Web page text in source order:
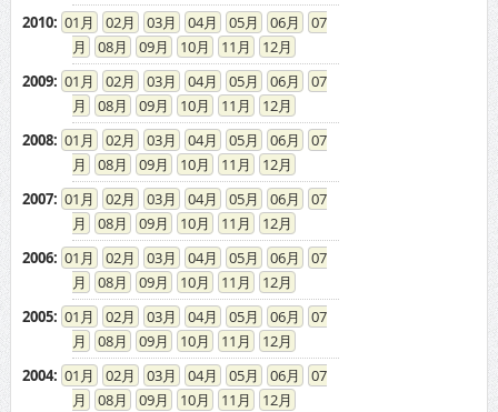
2010: 01 02 03 04 05 06
07
08
09 10 11
12
2009: 01 02 03 04 05 06
07
08
09 10 11
12
2008: 01 02 03 04 05 06
07
08
09 10 11
12
2007: 01 02 03 04 05 06
07
08
09 10 11
12
2006: 01 02 03 04 05 06
07
08
09 10 11
12
2005: 01 02 03 04 05 06
07
08
09 10 11
12
2004: 01 02 03 04 05 06
07
08
09 10 11
12